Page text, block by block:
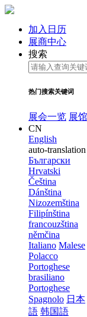
加入日历
展商中心
搜索
热门搜索关键词
展会一览 展
CN
English
auto-translation
Български
Hrvatski
Čeština
Dánština
Nizozemština
Filipínština
francouzština
němčina
Italiano Malese
Polacco
Portoghese
brasiliano
Portoghese
Spagnolo 日本
語 韩国語